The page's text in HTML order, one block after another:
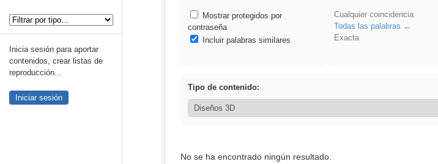
Inicia sesión para aportar
contenidos, crear listas de
reproducción...
Iniciar sesión
Mostrar protegidos por
contraseña
Incluir palabras similares
Cualquier coincidencia
Todas las palabras
Exacta
Tipo de contenido:
No se ha encontrado ningún resultado.